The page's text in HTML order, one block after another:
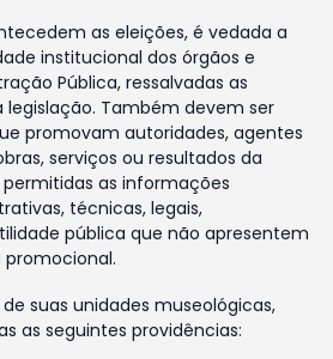
as eleições, é vedada a
institucional dos órgãos e
Pública, ressalvadas as
legislação. Também devem ser
promovam autoridades, agentes
serviços ou resultados da
as informações
técnicas, legais,
pública que não apresentem
suas unidades museológicas,
as seguintes providências: